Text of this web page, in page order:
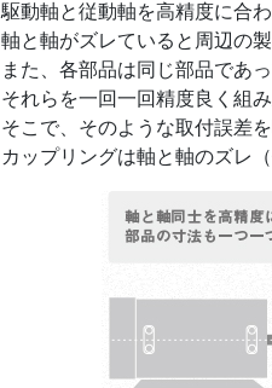
駆動軸と従動軸を高精度に合
軸と軸がズレていると周辺の
また、各部品は同じ部品であ
それらを一回一回精度良く組
そこで、そのような取付誤差
カップリングは軸と軸のズレ